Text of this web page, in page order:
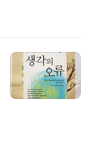
증상으로 요즘
심리학과 교
워털루대학 심
박성 인격장애